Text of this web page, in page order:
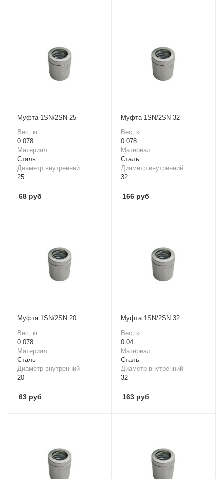
Mуфта 1SN/2SN 25
Вес, кг
0.078
Материал
Cталь
Диаметр внутренний
25
68 руб
Mуфта 1SN/2SN 32
Вес, кг
0.078
Материал
Cталь
Диаметр внутренний
32
166 руб
Mуфта 1SN/2SN 20
Вес, кг
0.078
Материал
Cталь
Диаметр внутренний
20
63 руб
Mуфта 1SN/2SN 32
Вес, кг
0.04
Материал
Cталь
Диаметр внутренний
32
163 руб